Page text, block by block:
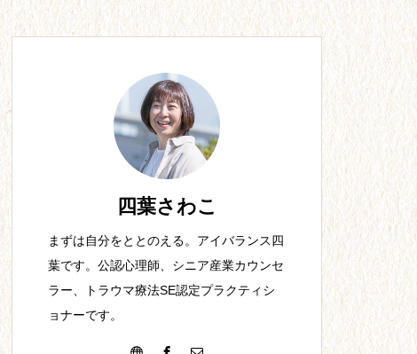
【28】0歳育児。どこまでやれ
【25】夫との出会い。結婚。
きる訳がない。
四葉さわこ
まずは自分をととのえる。アイバランス四
葉です。公認心理師、シニア産業カウンセ
ラー、トラウマ療法SE認定プラクティシ
ョナーです。